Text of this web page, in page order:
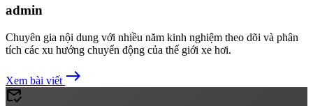
admin
Chuyên gia nội dung với nhiều năm kinh nghiệm theo dõi và phân
tích các xu hướng chuyển động của thế giới xe hơi.
Xem bài viết east
mark_email_read